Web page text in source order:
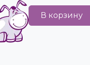
В корзину